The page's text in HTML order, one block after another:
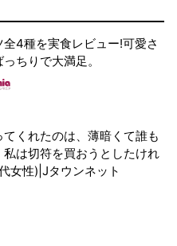
全4種を実食レビュー!可愛さ
ちりで大満足。
くれたのは、薄暗くて誰も
私は切符を買おうとしたけれ
女性)|Jタウンネット